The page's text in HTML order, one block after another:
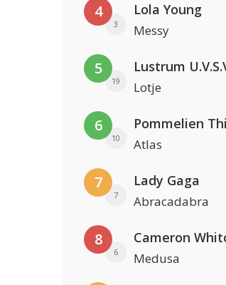
4
3
Lola Young
Messy
5
19 Lotje
6
10
Pommelien
Atlas
7
7
Lady Gaga
Abracadabra
8
6
Cameron
Medusa